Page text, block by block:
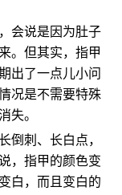
会说是因为肚子
。但其实，指甲
出了一点儿小问
况是不需要特殊
失。
倒刺、长白点，
，指甲的颜色变
白，而且变白的